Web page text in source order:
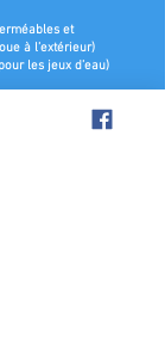
et
à l’extérieur)
les jeux d’eau)